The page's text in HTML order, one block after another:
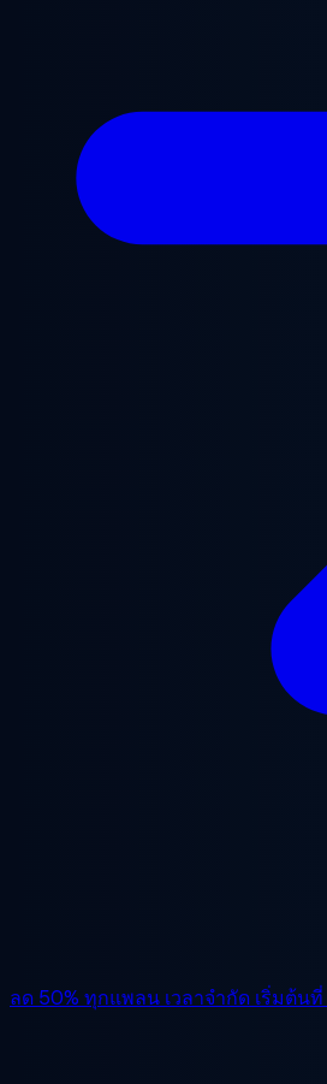
ลด 50% ทุกแพลน เวลาจำกัด เริ่มต้นที่